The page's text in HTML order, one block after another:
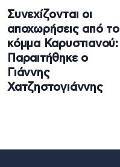
Συνεχίζονται οι
αποχωρήσεις από το
κόμμα Καρυστιανού:
Παραιτήθηκε ο
Γιάννης
Χατζηστογιάννης